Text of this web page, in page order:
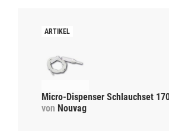
Micro-Dispenser Schlauchset
von Nouvag